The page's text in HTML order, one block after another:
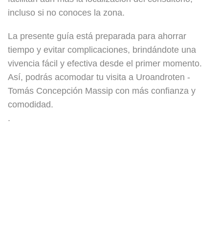
incluso si no conoces la zona.
La presente guía está preparada para ahorrar
tiempo y evitar complicaciones, brindándote una
vivencia fácil y efectiva desde el primer momento.
Así, podrás acomodar tu visita a Uroandroten -
Tomás Concepción Massip con más confianza y
comodidad.
.